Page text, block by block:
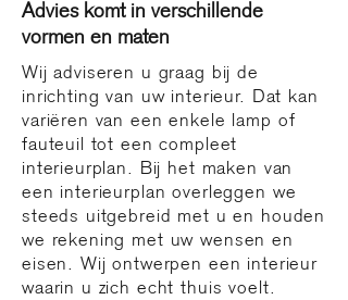
Advies komt in verschillende
vormen en maten
Wij adviseren u graag bij de
inrichting van uw interieur. Dat kan
variëren van een enkele lamp of
fauteuil tot een compleet
interieurplan. Bij het maken van
een interieurplan overleggen we
steeds uitgebreid met u en houden
we rekening met uw wensen en
eisen. Wij ontwerpen een interieur
waarin u zich echt thuis voelt.